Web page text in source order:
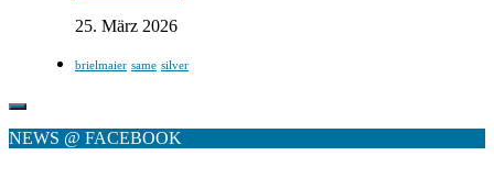
25. März 2026
brielmaier same silver
NEWS @ FACEBOOK